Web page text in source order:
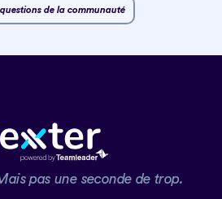
questions de la communauté
pas une seconde de trop.